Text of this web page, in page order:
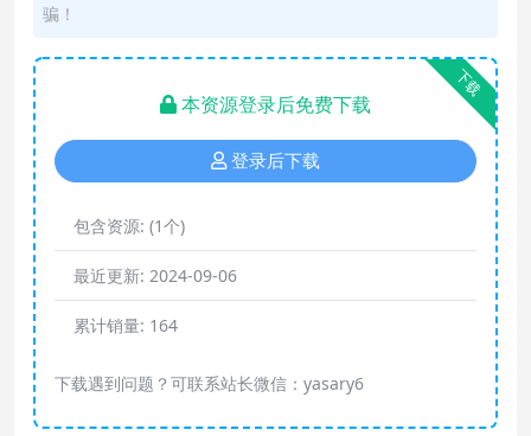
骗！
下载
本资源登录后免费下载
登录后下载
包含资源: (1个)
最近更新: 2024-09-06
累计销量: 164
下载遇到问题？可联系站长微信：yasary6